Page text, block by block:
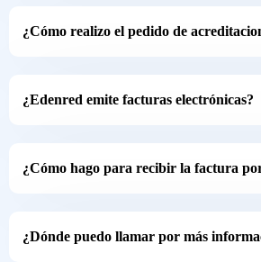
¿Cómo realizo el pedido de
¿Edenred emite facturas electrónicas?
¿Cómo hago para recibir la factura
¿Dónde puedo llamar por más